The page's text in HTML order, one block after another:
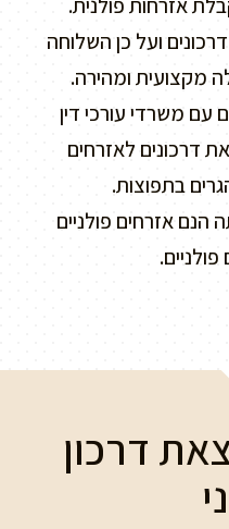
ועל כן השלוחה
מקצועית ומהירה.
עם משרדי עורכי דין
דרכונים לאזרחים
בתפוצות.
אזרחים פולניים
פולניים.
דרכון